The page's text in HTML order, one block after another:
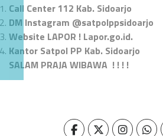
Call Center 112 Kab. Sidoarjo
DM Instagram @satpolppsidoarjo
Website LAPOR ! Lapor.go.id.
Kantor Satpol PP Kab. Sidoarjo
SALAM PRAJA WIBAWA ! ! ! !